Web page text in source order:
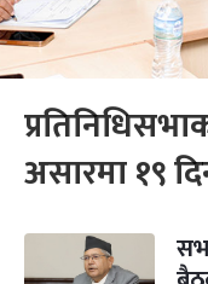
असारमा १९